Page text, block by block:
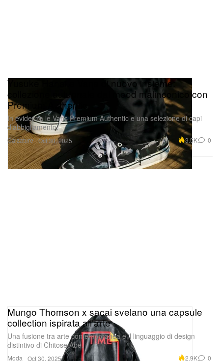
Calzature
Yusuke Hanai e Vans di nuovo insieme:
collezione autunnale dal mood malinconico con
Premium Authentic
In evidenza le Vans Premium Authentic e una selezione di capi
d’abbigliamento.
Oct 30, 2025 3.5K 0
Moda
Mungo Thomson x sacai svelano una capsule
collection ispirata all’arte
Una fusione tra arte contemporanea e il linguaggio di design
distintivo di Chitose Abe.
Oct 30, 2025 2.9K 0